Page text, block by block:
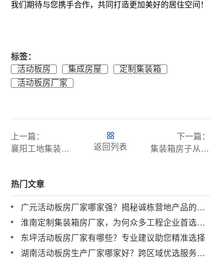
我们期待与您携手合作，共同打造更加美好的居住空间！
标签：
活动板房
集成房屋
定制集装箱
活动板房厂家
上一篇：
襄阳工地集装箱房厂家有哪些
返回列表
下一篇：
集装箱房子从哪里买，集装箱房子一般多少钱
热门文章
广元活动板房厂家哪家强？揭秘诚栋营地产品的硬核实力
淮南定制集装箱房厂家，为何众多工程企业首选诚栋营地？
东坪活动板房厂家有哪些？专业建议助您精准选择
湖南活动板房生产厂家哪家好？跨区域优选服务商解析